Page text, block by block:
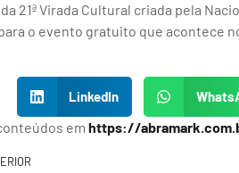
21ª Virada Cultural criada pela
o evento gratuito que acontece
LinkedIn
em https://